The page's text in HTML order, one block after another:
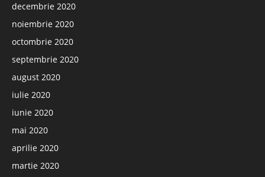
decembrie 2020
noiembrie 2020
octombrie 2020
septembrie 2020
august 2020
iulie 2020
iunie 2020
mai 2020
aprilie 2020
martie 2020